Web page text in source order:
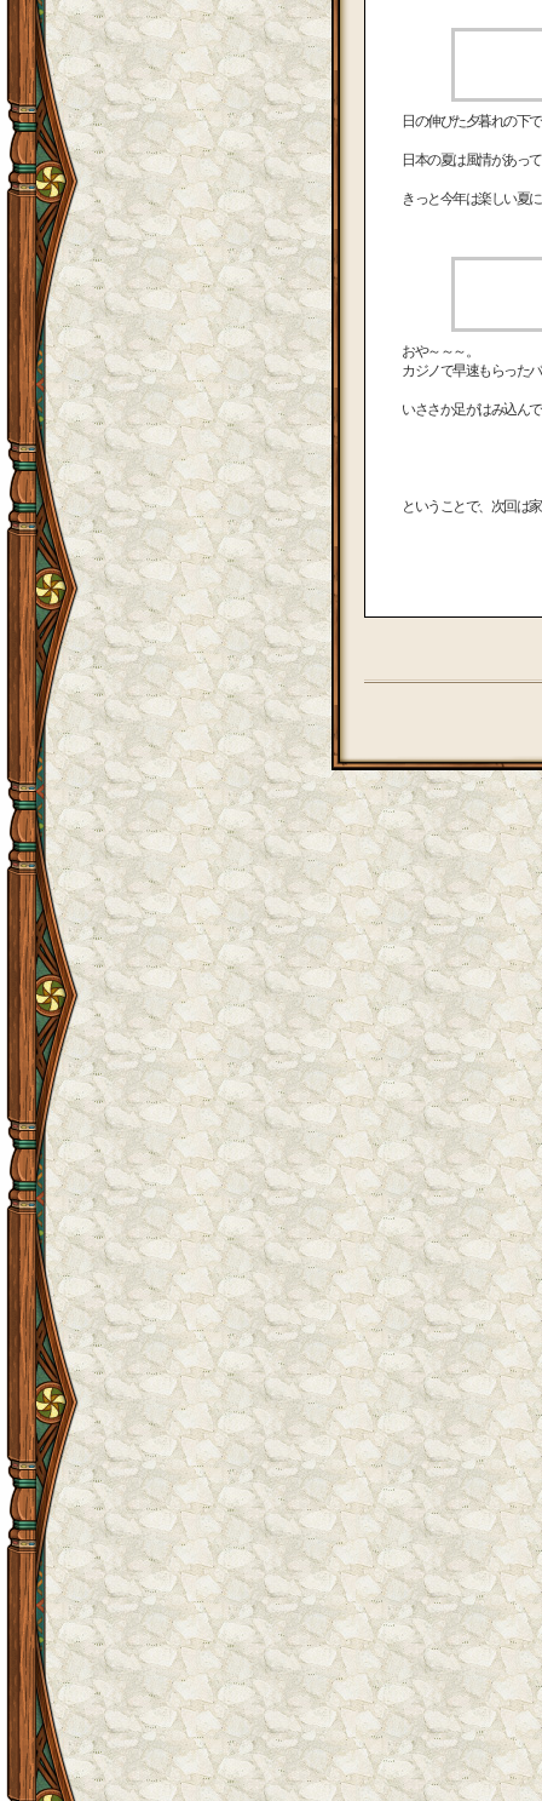
日の伸びた夕暮れの下
日本の夏は風情があっ
きっと今年は楽しい夏
おや～～～。
カジノで早速もらった
いささか足がはみ込ん
ということで、次回は